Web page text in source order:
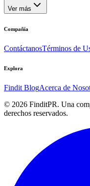
Ver más
Compañía
ContáctanosTérminos de
Explora
Findit BlogAcerca de
© 2026 FinditPR. Una
derechos reservados.